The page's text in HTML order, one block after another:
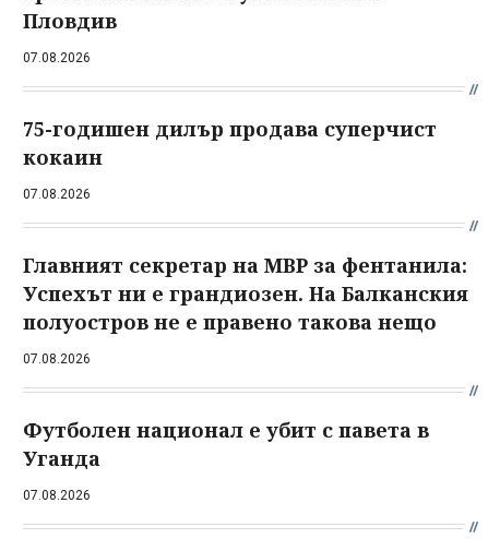
Пловдив
07.08.2026
75-годишен дилър продава суперчист
кокаин
07.08.2026
Главният секретар на МВР за фентанила:
Успехът ни е грандиозен. На Балканския
полуостров не е правено такова нещо
07.08.2026
Футболен национал е убит с павета в
Уганда
07.08.2026